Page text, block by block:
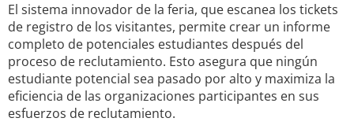
El sistema innovador de la feria, que escanea los tickets
de registro de los visitantes, permite crear un informe
completo de potenciales estudiantes después del
proceso de reclutamiento. Esto asegura que ningún
estudiante potencial sea pasado por alto y maximiza la
eficiencia de las organizaciones participantes en sus
esfuerzos de reclutamiento.